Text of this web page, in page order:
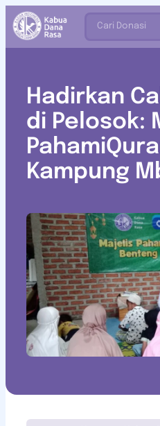
Cari Donasi
Hadirkan
di Pelosok:
Kampung